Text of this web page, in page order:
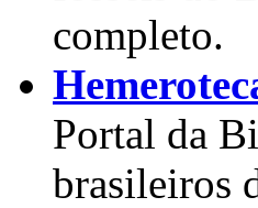
completo.
Portal da
brasileiros